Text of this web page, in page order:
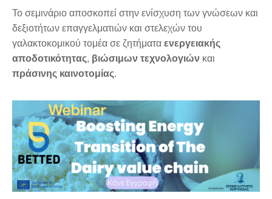
Το σεμινάριο αποσκοπεί στην ενίσχυση των γνώσεων και
δεξιοτήτων επαγγελματιών και στελεχών του
γαλακτοκομικού τομέα σε ζητήματα ενεργειακής
αποδοτικότητας, βιώσιμων τεχνολογιών και
πράσινης καινοτομίας.